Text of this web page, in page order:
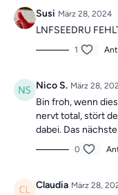
1.Eine lebenslange
könnt ihr damit auf
profitieren.
2.Eine
ganzes Jahr lang unser
Ein Rückenpaket
Übungsschlaufe und
eure
Susi März 28, 2024
LNFSEEDRU
1
Nico S. März 28,
Bin froh, wenn
nervt total, stört
dabei. Das
0
Claudia März 28,